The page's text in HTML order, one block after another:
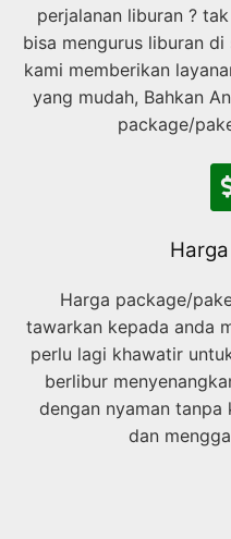
perjalanan liburan ?
bisa mengurus liburan di
kami memberikan
yang mudah, Bahkan
package/
Harga package/
tawarkan kepada anda
perlu lagi khawatir
berlibur
dengan nyaman
dan